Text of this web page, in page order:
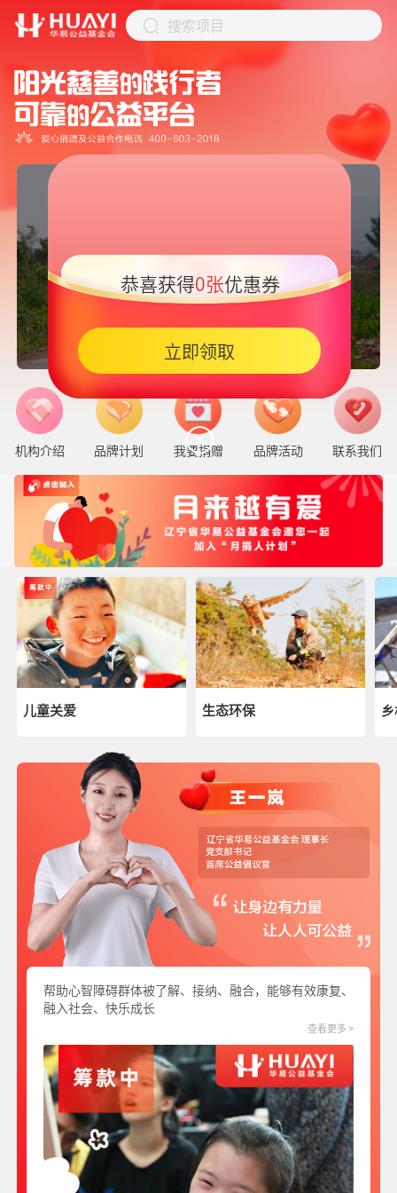
搜索项目
05:45
机构介绍 品牌计划 我要捐赠 品牌活动 联系我们
儿童关爱 生态环保
帮助心智障碍群体被了解、接纳、融合，能够有效康复、
融入社会、快乐成长
查看更多 >
恭喜获得0张优惠券
立即领取